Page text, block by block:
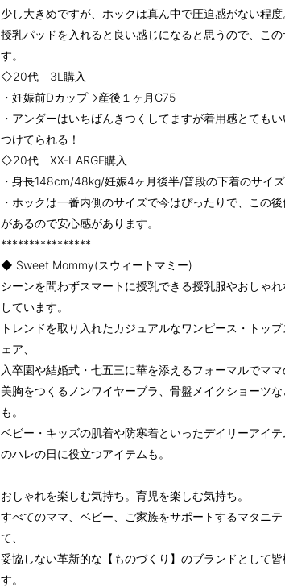
少し大きめですが、ホックは真ん中で圧迫感がない程度
授乳パッドを入れると良い感じになると思うので、こ
す。
◇20代 3L購入
・妊娠前Dカップ→産後１ヶ月G75
・アンダーはいちばんきつくしてますが着用感とても
つけてられる！
◇20代 XX-LARGE購入
・身長148cm/48kg/妊娠4ヶ月後半/普段の下着のサイ
・ホックは一番内側のサイズで今はぴったりで、この
があるので安心感があります。
****************
◆ Sweet Mommy(スウィートマミー)
シーンを問わずスマートに授乳できる授乳服やおしゃ
しています。
トレンドを取り入れたカジュアルなワンピース・トッ
ェア、
入卒園や結婚式・七五三に華を添えるフォーマルでママ
美胸をつくるノンワイヤーブラ、骨盤メイクショーツ
も。
ベビー・キッズの肌着や防寒着といったデイリーアイ
のハレの日に役立つアイテムも。
おしゃれを楽しむ気持ち。育児を楽しむ気持ち。
すべてのママ、ベビー、ご家族をサポートするマタニ
て、
妥協しない革新的な【ものづくり】のブランドとして
す。